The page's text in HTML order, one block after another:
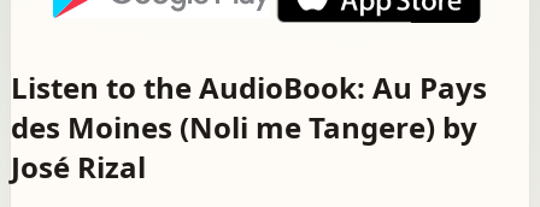
Listen to the AudioBook: Au Pays
des Moines (Noli me Tangere) by
José Rizal